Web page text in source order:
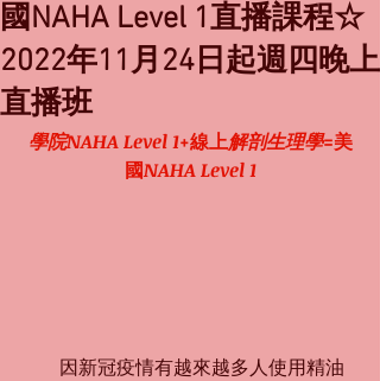
國NAHA Level 1直播課程☆
2022年11月24日起週四晚上
直播班
學院NAHA Level 1+線上解剖生理學=美
國NAHA Level 1
因新冠疫情有越來越多人使用精油